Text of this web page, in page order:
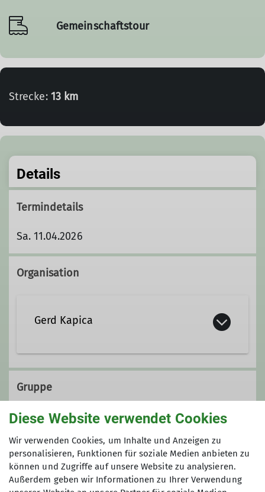
Gemeinschaftstour
Strecke: 13 km
Details
Termindetails
Sa. 11.04.2026
Organisation
Gerd Kapica
Qualifikationen
Kletterbetreuer*in Breitensport
Gruppe
KulTourgruppe
Die KulTourwandergruppe verbindet
Diese Website verwendet Cookies
Wir verwenden Cookies, um Inhalte und Anzeigen zu
personalisieren, Funktionen für soziale Medien anbieten zu
können und Zugriffe auf unsere Website zu analysieren.
Außerdem geben wir Informationen zu Ihrer Verwendung